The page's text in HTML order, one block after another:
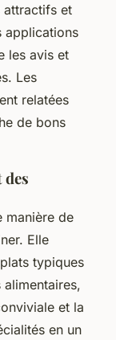
attractifs et
applications
les avis et
Les
relatées
de bons
des
manière de
Elle
typiques
et la
en un